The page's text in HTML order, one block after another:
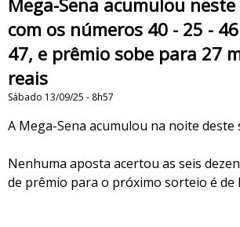
Mega-Sena acumulou
com os números 40 - 25 -
47, e prêmio sobe para 27
reais
Sábado 13/09/25 - 8h57
A Mega-Sena acumulou na noite deste
Nenhuma aposta acertou as seis
de prêmio para o próximo sorteio é de